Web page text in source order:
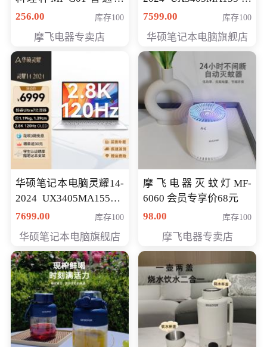
员专享价格118元
256.00 库存100
摩飞电器专卖店
川银 oled 智慧轻薄本 会
7599.00 库存100
华硕笔记本电脑旗舰店
华硕笔记本电脑灵耀14-
2024 UX3405MA155夜
空蓝 oled 智慧轻薄本 会
7699.00 库存100
华硕笔记本电脑旗舰店
摩飞电器灭蚊灯MF-
6060 会员专享价68元
98.00
库存100
摩飞电器专卖店